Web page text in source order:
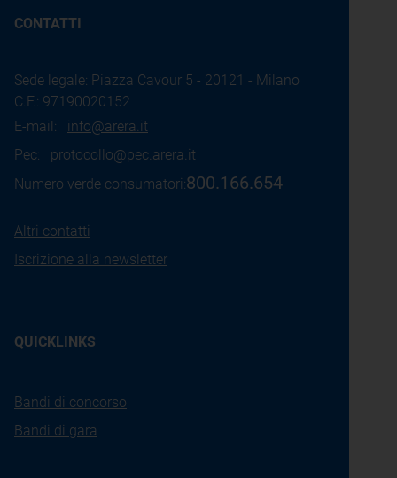
CONTATTI
Sede legale: Piazza Cavour 5 - 20121 - Milano
C.F.: 97190020152
E-mail: info@arera.it
Pec: protocollo@pec.arera.it
Numero verde consumatori:800.166.654
Altri contatti
Iscrizione alla newsletter
QUICKLINKS
Bandi di concorso
Bandi di gara